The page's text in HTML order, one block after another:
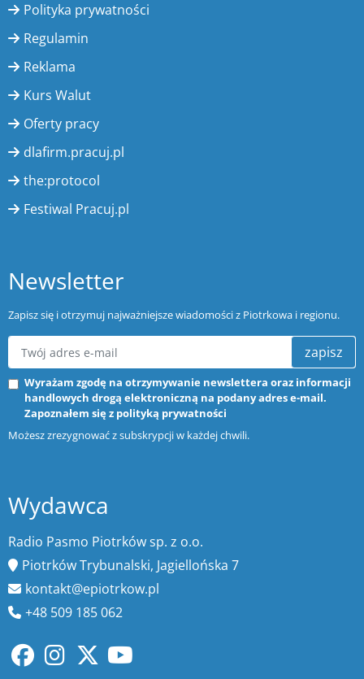
Polityka prywatności
Regulamin
Reklama
Kurs Walut
Oferty pracy
dlafirm.pracuj.pl
the:protocol
Festiwal Pracuj.pl
Newsletter
Zapisz się i otrzymuj najważniejsze wiadomości z Piotrkowa i regionu.
zapisz
Wyrażam zgodę na otrzymywanie newslettera oraz informacji
handlowych drogą elektroniczną na podany adres e-mail.
Zapoznałem się z polityką prywatności
Możesz zrezygnować z subskrypcji w każdej chwili.
Wydawca
Radio Pasmo Piotrków sp. z o.o.
Piotrków Trybunalski, Jagiellońska 7
kontakt@epiotrkow.pl
+48 509 185 062